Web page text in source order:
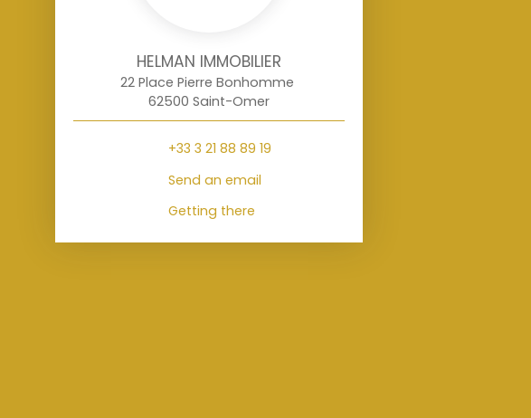
HELMAN IMMOBILIER
22 Place Pierre Bonhomme
62500 Saint-Omer
+33 3 21 88 89 19
Send an email
Getting there